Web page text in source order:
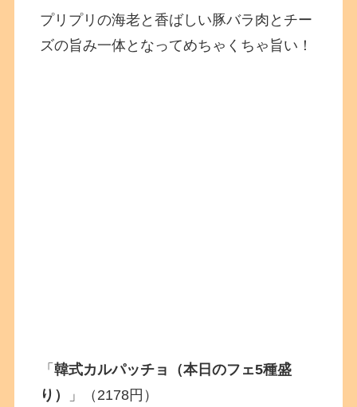
プリプリの海老と香ばしい豚バラ肉とチー
ズの旨み一体となってめちゃくちゃ旨い！
「韓式カルパッチョ（本日のフェ5種盛
り）
」（2178円）